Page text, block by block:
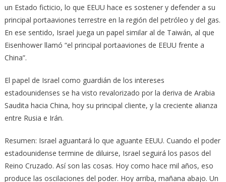
un Estado ficticio, lo que EEUU hace es sostener y defender a su
principal portaaviones terrestre en la región del petróleo y del gas.
En ese sentido, Israel juega un papel similar al de Taiwán, al que
Eisenhower llamó “el principal portaaviones de EEUU frente a
China”.
El papel de Israel como guardián de los intereses
estadounidenses se ha visto revalorizado por la deriva de Arabia
Saudita hacia China, hoy su principal cliente, y la creciente alianza
entre Rusia e Irán.
Resumen: Israel aguantará lo que aguante EEUU. Cuando el poder
estadounidense termine de diluirse, Israel seguirá los pasos del
Reino Cruzado. Así son las cosas. Hoy como hace mil años, eso
produce las oscilaciones del poder. Hoy arriba, mañana abajo. Un